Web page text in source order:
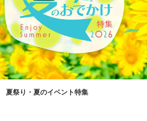
夏祭り・夏のイベント特集